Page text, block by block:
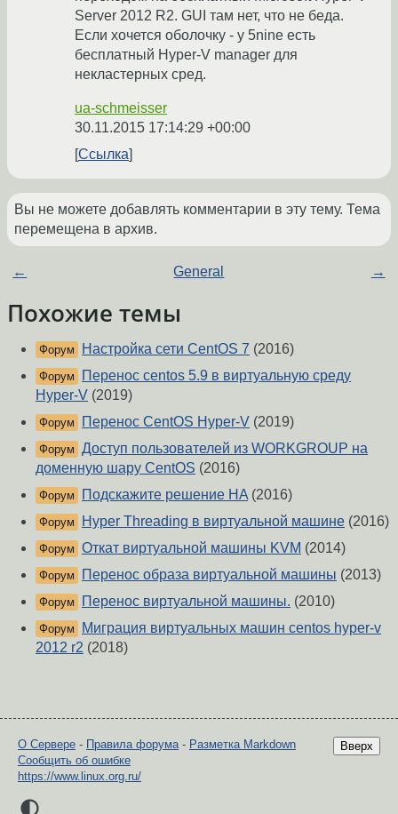
Server 2012 R2. GUI там нет, что не беда.
Если хочется оболочку - у 5nine есть
бесплатный Hyper-V manager для
некластерных сред.
ua-schmeisser
30.11.2015 17:14:29 +00:00
Ссылка
Вы не можете добавлять комментарии в эту тему. Тема
перемещена в архив.
← General →
Похожие темы
Форум Настройка сети CentOS 7 (2016)
Форум
Перенос centos 5.9 в виртуальную среду
Hyper-V (2019)
Форум Перенос CentOS Hyper-V (2019)
Форум Доступ пользователей из WORKGROUP на
доменную шару CentOS (2016)
Форум Подскажите решение HA (2016)
Форум Hyper Threading в виртуальной машине (2016)
Форум Откат виртуальной машины KVM (2014)
Форум Перенос образа виртуальной машины (2013)
Форум Перенос виртуальной машины. (2010)
Форум
Миграция виртуальных машин centos hyper-v
2012 r2 (2018)
Вверх
О Сервере - Правила форума- Разметка Markdown
Сообщить об ошибке
https://www.linux.org.ru/